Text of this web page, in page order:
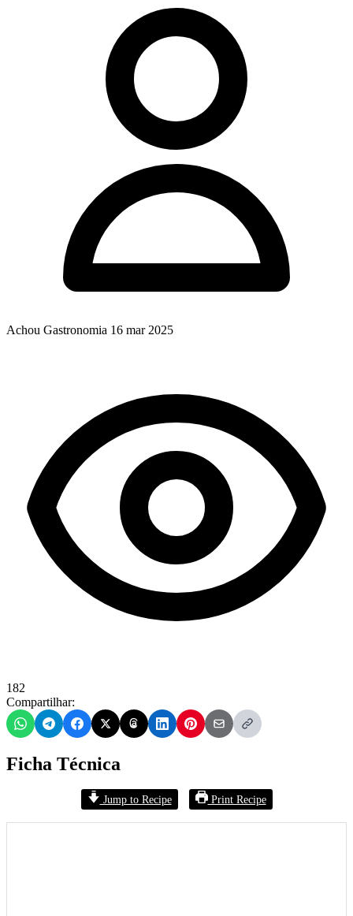
Achou Gastronomia 16 mar 2025
182
Compartilhar:
Ficha Técnica
Jump to Recipe Print Recipe